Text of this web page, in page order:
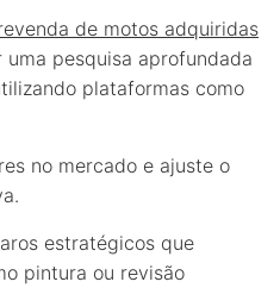
de motos adquiridas
uma pesquisa aprofundada
plataformas como
no mercado e ajuste o
estratégicos que
pintura ou revisão